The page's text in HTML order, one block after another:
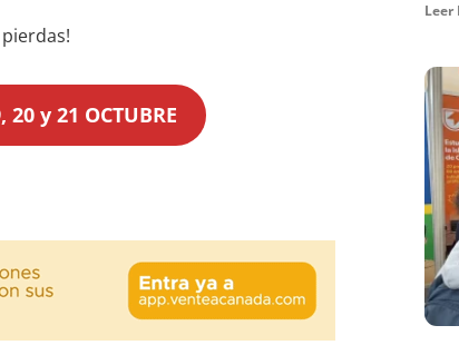
20 y 21 OCTUBRE
Leer